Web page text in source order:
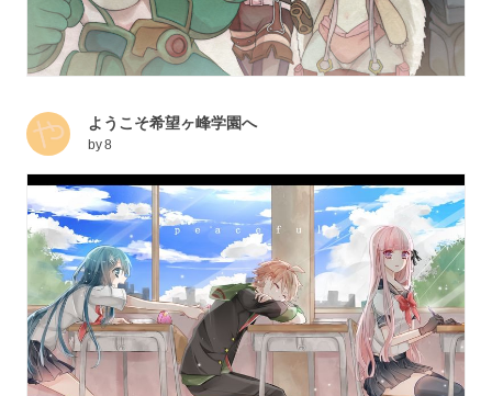
ようこそ希望ヶ峰学園へ
by8